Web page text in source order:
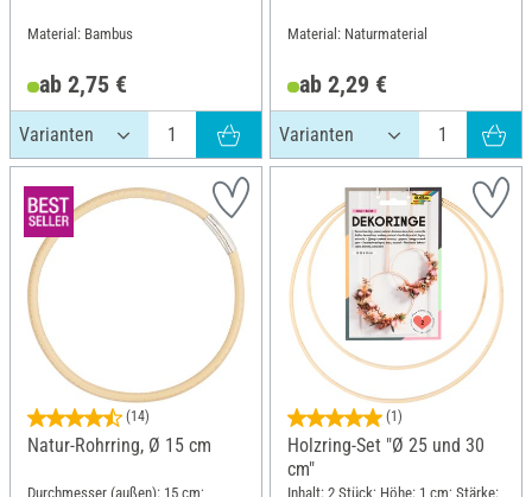
Material: Bambus
ab 2,75 €
Material: Naturmaterial
ab 2,29 €
(14)
Natur-Rohrring, Ø 15 cm
Durchmesser (außen): 15 cm;
(1)
Holzring-Set "Ø 25 und 30
cm"
Inhalt: 2 Stück; Höhe: 1 cm; Stärke: